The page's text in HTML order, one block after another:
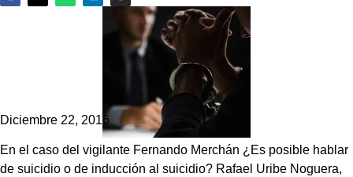
Diciembre 22, 2016
En el caso del vigilante Fernando Merchán ¿Es posible hablar
de suicidio o de inducción al suicidio? Rafael Uribe Noguera,